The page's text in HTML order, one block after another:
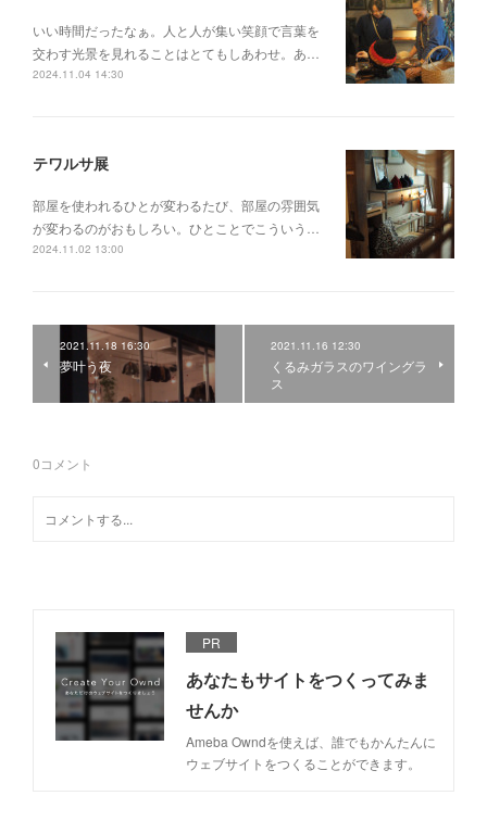
いい時間だったなぁ。人と人が集い笑顔で言葉を
交わす光景を見れることはとてもしあわせ。あ…
2024.11.04 14:30
テワルサ展
部屋を使われるひとが変わるたび、部屋の雰囲気
が変わるのがおもしろい。ひとことでこういう…
2024.11.02 13:00
2021.11.18 16:30
夢叶う夜
2021.11.16 12:30
くるみガラスのワイングラ
ス
0コメント
PR
あなたもサイトをつくってみま
せんか
Ameba Owndを使えば、誰でもかんたんに
ウェブサイトをつくることができます。